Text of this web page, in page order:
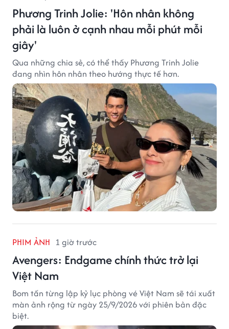
Phương Trinh Jolie: 'Hôn nhân không
phải là luôn ở cạnh nhau mỗi phút mỗi
giây'
Qua những chia sẻ, có thể thấy Phương Trinh Jolie
đang nhìn hôn nhân theo hướng thực tế hơn.
PHIM ẢNH 1 giờ trước
Avengers: Endgame chính thức trở lại
Việt Nam
Bom tấn từng lập kỷ lục phòng vé Việt Nam sẽ tái xuất
màn ảnh rộng từ ngày 25/9/2026 với phiên bản đặc
biệt.